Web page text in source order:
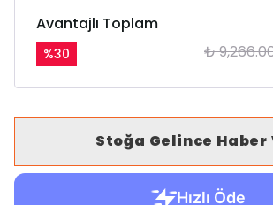
Avantajlı Toplam
%30 ₺
Stoğa Gelince Haber